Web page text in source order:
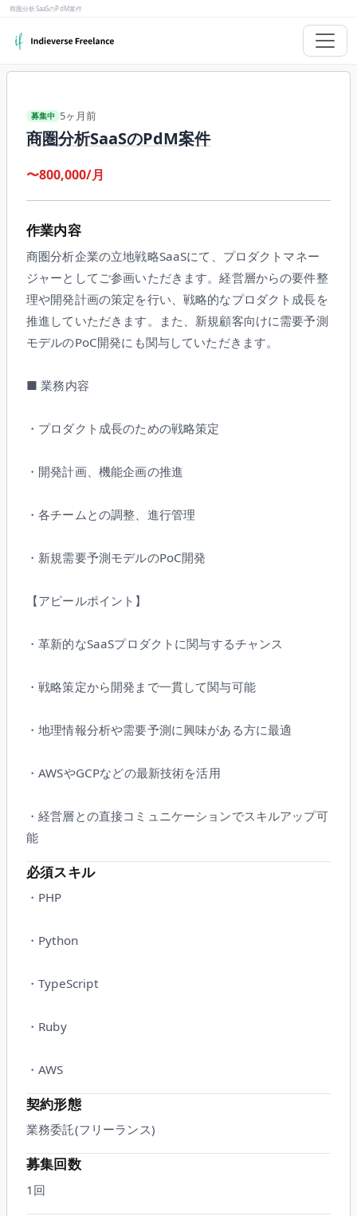
商圏分析SaaSのPdM案件
募集中 5ヶ月前
商圏分析SaaSのPdM案件
〜800,000/月
作業内容
商圏分析企業の立地戦略SaaSにて、プロダクトマネー
ジャーとしてご参画いただきます。経営層からの要件整
理や開発計画の策定を行い、戦略的なプロダクト成長を
推進していただきます。また、新規顧客向けに需要予測
モデルのPoC開発にも関与していただきます。
■ 業務内容
・プロダクト成長のための戦略策定
・開発計画、機能企画の推進
・各チームとの調整、進行管理
・新規需要予測モデルのPoC開発
【アピールポイント】
・革新的なSaaSプロダクトに関与するチャンス
・戦略策定から開発まで一貫して関与可能
・地理情報分析や需要予測に興味がある方に最適
・AWSやGCPなどの最新技術を活用
・経営層との直接コミュニケーションでスキルアップ可
能
必須スキル
・PHP
・Python
・TypeScript
・Ruby
・AWS
契約形態
業務委託(フリーランス)
募集回数
1回